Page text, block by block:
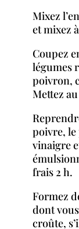
Mixez
et mixez
Coupez
légumes
poivron,
Mettez
poivre, le
vinaigre
frais 2 h.
Formez
dont
croûte,